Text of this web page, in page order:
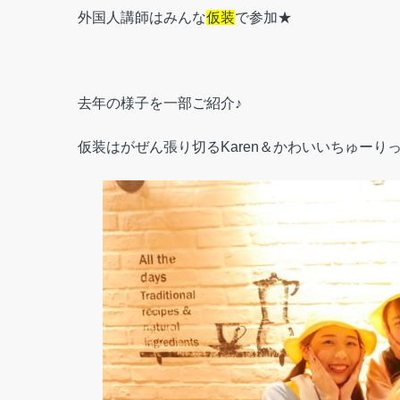
外国人講師はみんな仮装で参加★
去年の様子を一部ご紹介♪
仮装はがぜん張り切るKaren＆かわいいちゅーり